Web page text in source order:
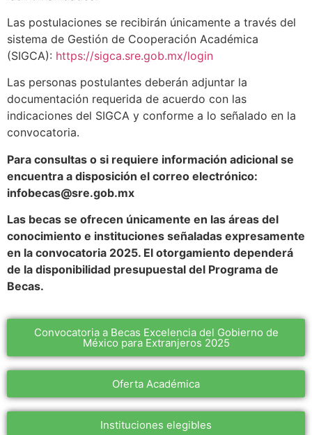
Las postulaciones se recibirán únicamente a través del
sistema de Gestión de Cooperación Académica
(SIGCA): https://sigca.sre.gob.mx/login
Las personas postulantes deberán adjuntar la
documentación requerida de acuerdo con las
indicaciones del SIGCA y conforme a lo señalado en la
convocatoria.
Para consultas o si requiere información adicional se
encuentra a disposición el correo electrónico:
infobecas@sre.gob.mx
Las becas se ofrecen únicamente en las áreas del
conocimiento e instituciones señaladas expresamente
en la convocatoria 2025. El otorgamiento dependerá
de la disponibilidad presupuestal del Programa de
Becas.
Convocatoria a Becas Excelencia del Gobierno de
México para Extranjeros 2025​
Oferta Académica
Instituciones elegibles